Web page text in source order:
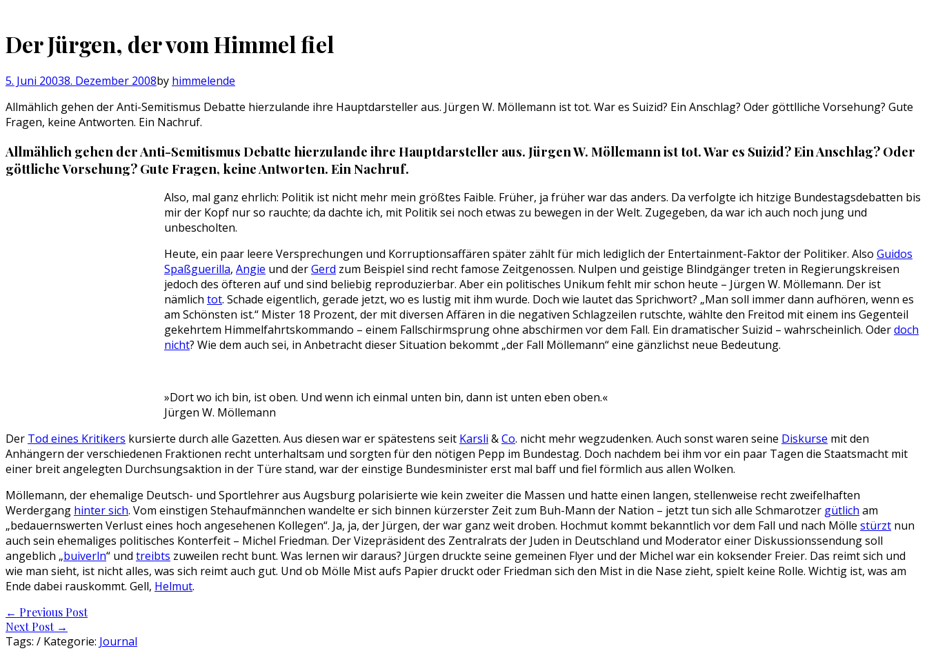
anzeigen
anzeigen
anzeigen
anzeigen
Der Jürgen, der vom Himmel fiel
5. Juni 20038. Dezember 2008by himmelende
Allmählich gehen der Anti-Semitismus Debatte hierzulande ihre Hauptdarsteller aus. Jürgen W. Möllemann ist tot. War es Suizid? Ein Anschlag? Oder göttlliche Vorsehung? Gute
Fragen, keine Antworten. Ein Nachruf.
Allmählich gehen der Anti-Semitismus Debatte hierzulande ihre Hauptdarsteller aus. Jürgen W. Möllemann ist tot. War es Suizid? Ein Anschlag? Oder
göttliche Vorsehung? Gute Fragen, keine Antworten. Ein Nachruf.
Also, mal ganz ehrlich: Politik ist nicht mehr mein größtes Faible. Früher, ja früher war das anders. Da verfolgte ich hitzige Bundestagsdebatten bis
mir der Kopf nur so rauchte; da dachte ich, mit Politik sei noch etwas zu bewegen in der Welt. Zugegeben, da war ich auch noch jung und
unbescholten.
Heute, ein paar leere Versprechungen und Korruptionsaffären später zählt für mich lediglich der Entertainment-Faktor der Politiker. Also Guidos
Spaßguerilla, Angie und derGerd zum Beispiel sind recht famose Zeitgenossen. Nulpen und geistige Blindgänger treten in Regierungskreisen
jedoch des öfteren auf und sind beliebig reproduzierbar. Aber ein politisches Unikum fehlt mir schon heute – Jürgen W. Möllemann. Der ist
nämlich tot. Schade eigentlich, gerade jetzt, wo es lustig mit ihm wurde. Doch wie lautet das Sprichwort? „Man soll immer dann aufhören, wenn es
am Schönsten ist.“ Mister 18 Prozent, der mit diversen Affären in die negativen Schlagzeilen rutschte, wählte den Freitod mit einem ins Gegenteil
gekehrtem Himmelfahrtskommando – einem Fallschirmsprung ohne abschirmen vor dem Fall. Ein dramatischer Suizid – wahrscheinlich. Oderdoch
nicht? Wie dem auch sei, in Anbetracht dieser Situation bekommt „der Fall Möllemann“ eine gänzlichst neue Bedeutung.
»Dort wo ich bin, ist oben. Und wenn ich einmal unten bin, dann ist unten eben oben.«
Jürgen W. Möllemann
Der Tod eines Kritikers kursierte durch alle Gazetten. Aus diesen war er spätestens seit Karsli &Co. nicht mehr wegzudenken. Auch sonst waren seine Diskurse mit den
Anhängern der verschiedenen Fraktionen recht unterhaltsam und sorgten für den nötigen Pepp im Bundestag. Doch nachdem bei ihm vor ein paar Tagen die Staatsmacht mit
einer breit angelegten Durchsungsaktion in der Türe stand, war der einstige Bundesminister erst mal baff und fiel förmlich aus allen Wolken.
Möllemann, der ehemalige Deutsch- und Sportlehrer aus Augsburg polarisierte wie kein zweiter die Massen und hatte einen langen, stellenweise recht zweifelhaften
Werdergang hinter sich. Vom einstigen Stehaufmännchen wandelte er sich binnen kürzerster Zeit zum Buh-Mann der Nation – jetzt tun sich alle Schmarotzer gütlich am
„bedauernswerten Verlust eines hoch angesehenen Kollegen“. Ja, ja, der Jürgen, der war ganz weit droben. Hochmut kommt bekanntlich vor dem Fall und nach Mölle stürzt nun
auch sein ehemaliges politisches Konterfeit – Michel Friedman. Der Vizepräsident des Zentralrats der Juden in Deutschland und Moderator einer Diskussionssendung soll
angeblich „buiverln“ und treibts zuweilen recht bunt. Was lernen wir daraus? Jürgen druckte seine gemeinen Flyer und der Michel war ein koksender Freier. Das reimt sich und
wie man sieht, ist nicht alles, was sich reimt auch gut. Und ob Mölle Mist aufs Papier druckt oder Friedman sich den Mist in die Nase zieht, spielt keine Rolle. Wichtig ist, was am
Ende dabei rauskommt. Gell, Helmut.
Post
navigation
← Previous Post
Next Post →
Tags: / Kategorie: Journal